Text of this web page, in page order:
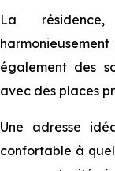
La
également des
avec des places
Une adresse
confortable à